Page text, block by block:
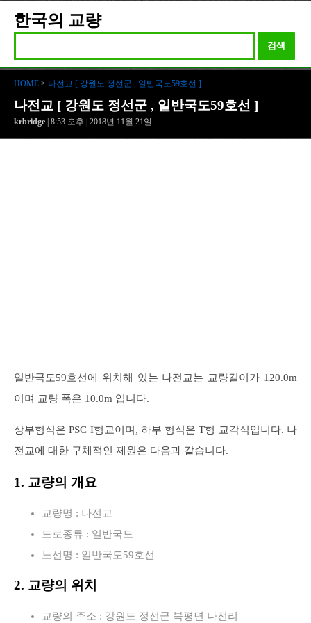
한국의 교량
검색
HOME > 나전교 [ 강원도 정선군 , 일반국도59호선 ]
나전교 [ 강원도 정선군 , 일반국도59호선 ]
krbridge | 8:53 오후 | 2018년 11월 21일
일반국도59호선에 위치해 있는 나전교는 교량길이가 120.0m
이며 교량 폭은 10.0m 입니다.
상부형식은 PSC I형교이며, 하부 형식은 T형 교각식입니다. 나
전교에 대한 구체적인 제원은 다음과 같습니다.
1. 교량의 개요
교량명 : 나전교
도로종류 : 일반국도
노선명 : 일반국도59호선
2. 교량의 위치
교량의 주소 : 강원도 정선군 북평면 나전리